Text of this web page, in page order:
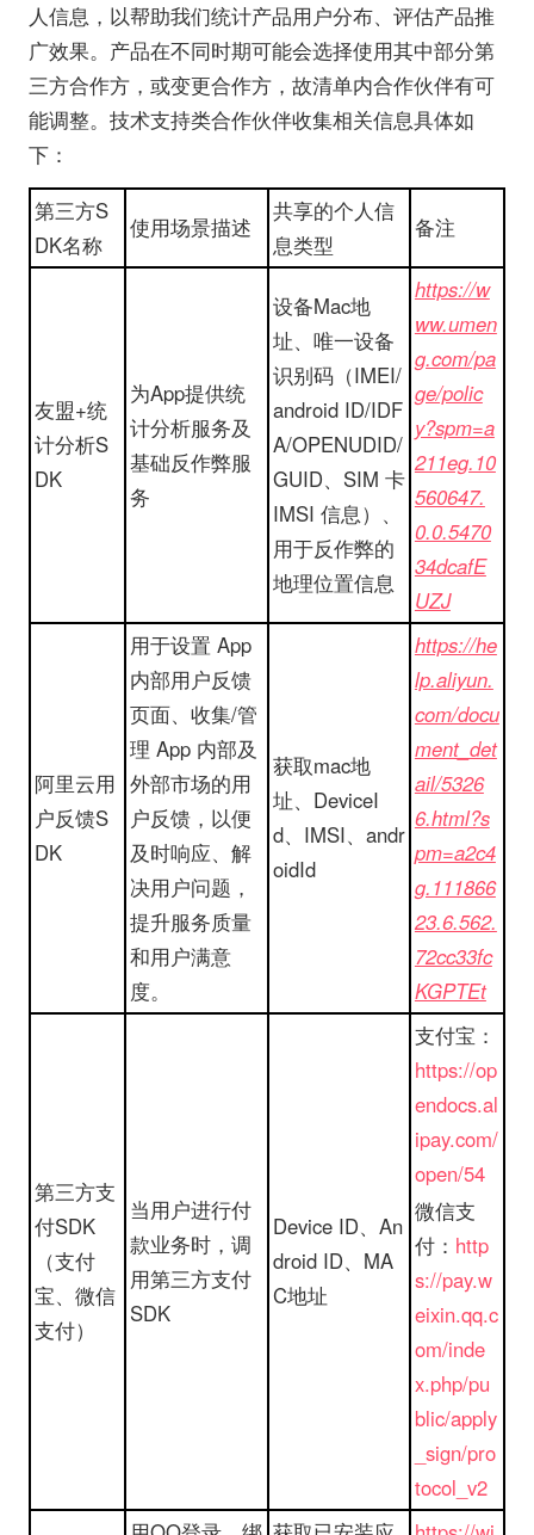
人信息，以帮助我们统计产品用户分布、评估产品推
广效果。产品在不同时期可能会选择使用其中部分第
三方合作方，或变更合作方，故清单内合作伙伴有可
能调整。技术支持类合作伙伴收集相关信息具体如
下：
第三方S
DK名称
使用场景描述
共享的个人信
息类型
备注
友盟+统
计分析S
DK
为App提供统
计分析服务及
基础反作弊服
务
设备Mac地
址、唯一设备
识别码（IMEI/
android ID/IDF
A/OPENUDID/
GUID、SIM 卡
IMSI 信息）、
用于反作弊的
地理位置信息
https://w
ww.umen
g.com/pa
ge/polic
y?spm=a
211eg.10
560647.
0.0.5470
34dcafE
UZJ
阿里云用
户反馈S
DK
用于设置 App
内部用户反馈
页面、收集/管
理 App 内部及
外部市场的用
户反馈，以便
及时响应、解
决用户问题，
提升服务质量
和用户满意
度。
获取mac地
址、DeviceI
d、IMSI、andr
oidId
https://he
lp.aliyun.
com/docu
ment_det
ail/5326
6.html?s
pm=a2c4
g.111866
23.6.562.
72cc33fc
KGPTEt
第三方支
付SDK
（支付
宝、微信
支付）
当用户进行付
款业务时，调
用第三方支付
SDK
Device ID、An
droid ID、MA
C地址
支付宝：
https://op
endocs.al
ipay.com/
open/54
微信支
付： http
s://pay.w
eixin.qq.c
om/inde
x.php/pu
blic/apply
_sign/pro
tocol_v2